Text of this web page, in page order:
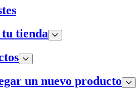
tienda
un nuevo producto